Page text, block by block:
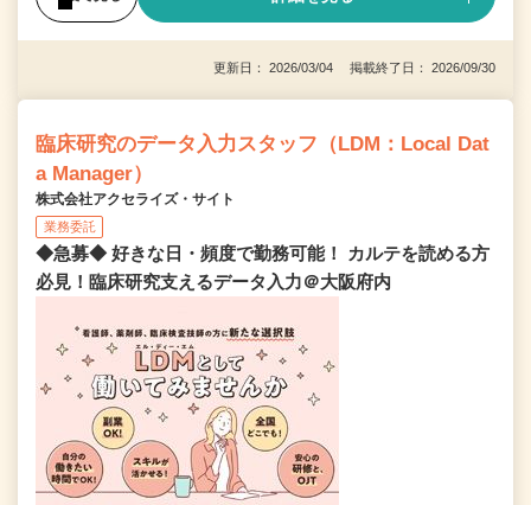
更新日： 2026/03/04 掲載終了日： 2026/09/30
臨床研究のデータ入力スタッフ（LDM：Local Dat
a Manager）
株式会社アクセライズ・サイト
業務委託
◆急募◆ 好きな日・頻度で勤務可能！ カルテを読める方
必見！臨床研究支えるデータ入力＠大阪府内